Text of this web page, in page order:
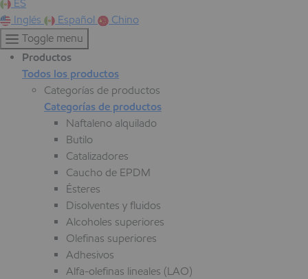
ES
Inglés
Español
Chino
Toggle menu
Productos
Todos los productos
Categorías de productos
Categorías de productos
Naftaleno alquilado
Butilo
Catalizadores
Caucho de EPDM
Ésteres
Disolventes y fluidos
Alcoholes superiores
Olefinas superiores
Adhesivos
Alfa-olefinas lineales (LAO)